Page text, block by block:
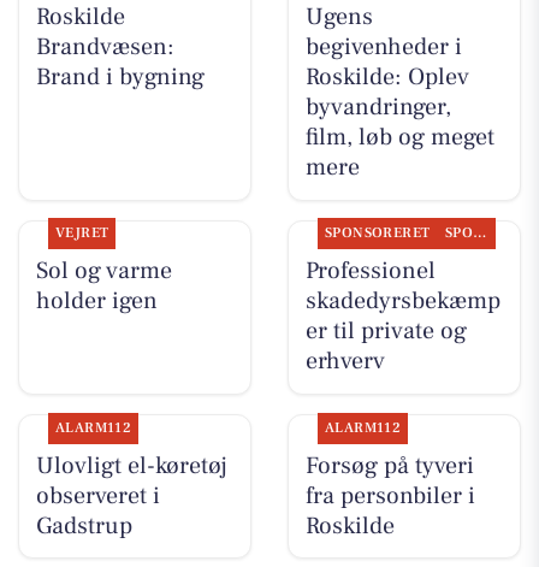
Roskilde
Brandvæsen:
Brand i bygning
Ugens
begivenheder i
Roskilde: Oplev
byvandringer,
film, løb og meget
mere
VEJRET
Sol og varme
holder igen
SPONSORERET SPONSORERET INDHOLD
Professionel
skadedyrsbekæmp
er til private og
erhverv
ALARM112
Ulovligt el-køretøj
observeret i
Gadstrup
ALARM112
Forsøg på tyveri
fra personbiler i
Roskilde